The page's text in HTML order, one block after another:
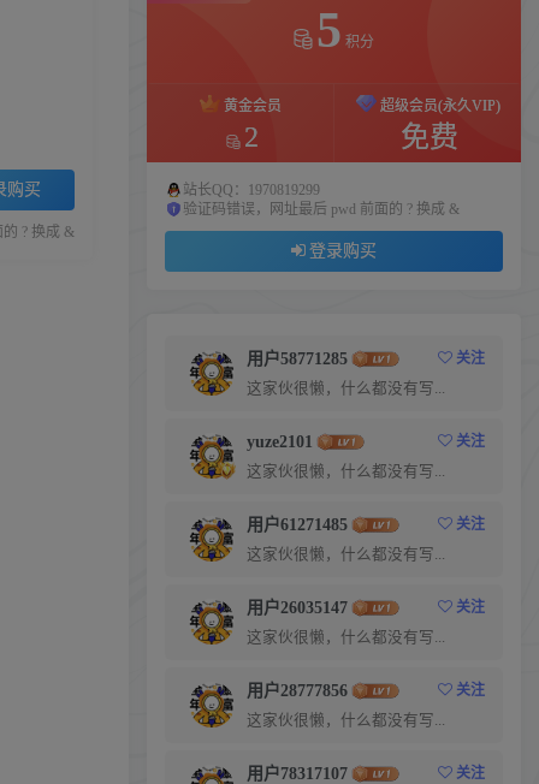
购买
? 换成 &
5 积分
黄金会员
2
超级会员(永久VIP)
免费
站长QQ：1970819299
验证码错误，网址最后 pwd 前面的 ? 换成 &
登录购买
用户58771285
关注
这家伙很懒，什么都没有写...
yuze2101
关注
这家伙很懒，什么都没有写...
用户61271485
关注
这家伙很懒，什么都没有写...
用户26035147
关注
这家伙很懒，什么都没有写...
用户28777856
关注
这家伙很懒，什么都没有写...
用户78317107
关注